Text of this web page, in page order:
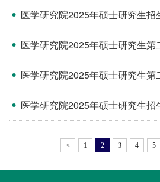
< 1 2 3 4 5